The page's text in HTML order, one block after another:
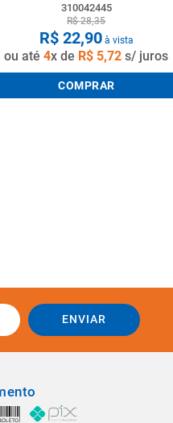
310042445
R$ 28,35
R$ 22,90à vista
ou até4x de R$ 5,72 s/ juros
COMPRAR
ENVIAR